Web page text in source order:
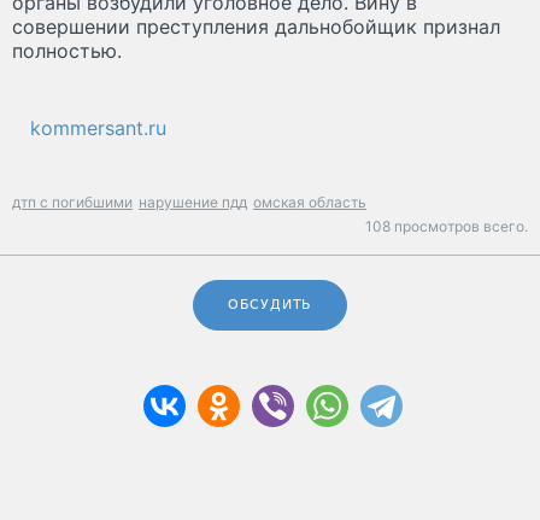
совершении преступления дальнобойщик признал
полностью.
kommersant.ru
дтп с погибшими нарушение пдд омская область
108 просмотров всего.
ОБСУДИТЬ